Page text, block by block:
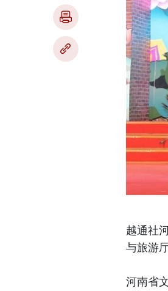
越通社
与旅游
河南省